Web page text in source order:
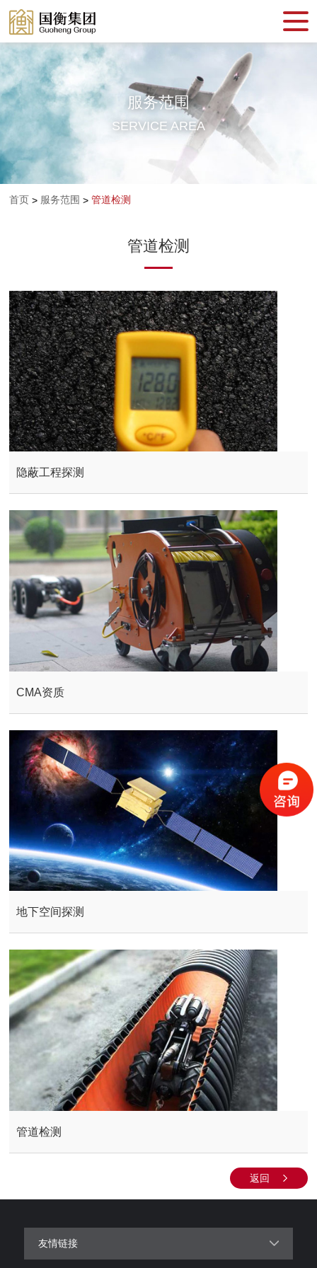
服务范围
SERVICE AREA
首页 >服务范围 >管道检测
管道检测
隐蔽工程探测
CMA资质
地下空间探测
管道检测
返回
友情链接